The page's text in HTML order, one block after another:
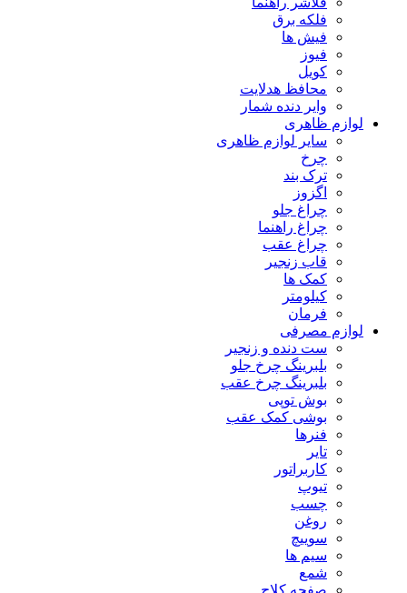
فلکه برق
فیش ها
فیوز
کویل
محافظ هدلایت
وایر دنده شمار
لوازم ظاهری
سایر لوازم ظاهری
چرخ
ترک بند
اگزوز
چراغ جلو
چراغ راهنما
چراغ عقب
قاب زنجیر
کمک ها
کیلومتر
فرمان
لوازم مصرفی
ست دنده و زنجیر
بلبرینگ چرخ جلو
بلبرینگ چرخ عقب
بوش توپی
بوشی کمک عقب
فنرها
تایر
کاربراتور
تیوپ
چسب
روغن
سوییچ
سیم ها
شمع
صفحه کلاج